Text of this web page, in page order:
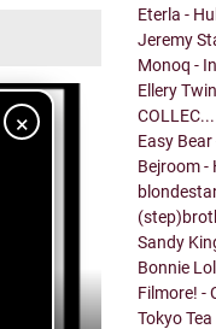
×
Eterla -
Jeremy
Monoq -
Ellery
COLLEC...
Easy
Bejroom -
Sandy
Bonnie
Filmore! -
Tokyo